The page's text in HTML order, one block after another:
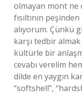
olmayan mont ne
fısıltının
alıyorum. Çünkü
karşı tedbir almak
kültürle bir
cevabı verelim
dilde en yaygın
“softshell”,